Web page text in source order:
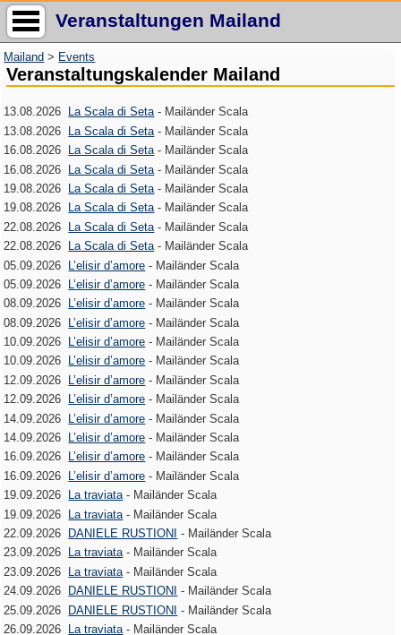
Veranstaltungen Mailand
Mailand > Events
Veranstaltungskalender Mailand
13.08.2026 La Scala di Seta- Mailänder Scala
13.08.2026
La Scala di Seta - Mailänder Scala
16.08.2026
La Scala di Seta- Mailänder Scala
16.08.2026 La Scala di Seta - Mailänder Scala
19.08.2026
La Scala di Seta - Mailänder Scala
19.08.2026
La Scala di Seta- Mailänder Scala
22.08.2026
La Scala di Seta - Mailänder Scala
22.08.2026
La Scala di Seta- Mailänder Scala
05.09.2026 L’elisir d’amore - Mailänder Scala
05.09.2026
L’elisir d’amore - Mailänder Scala
08.09.2026
L’elisir d’amore - Mailänder Scala
08.09.2026 L’elisir d’amore - Mailänder Scala
10.09.2026
L’elisir d’amore - Mailänder Scala
10.09.2026
L’elisir d’amore - Mailänder Scala
12.09.2026
L’elisir d’amore - Mailänder Scala
12.09.2026
L’elisir d’amore - Mailänder Scala
14.09.2026 L’elisir d’amore - Mailänder Scala
14.09.2026
L’elisir d’amore - Mailänder Scala
16.09.2026
L’elisir d’amore - Mailänder Scala
16.09.2026
L’elisir d’amore - Mailänder Scala
19.09.2026
La traviata- Mailänder Scala
19.09.2026 La traviata - Mailänder Scala
22.09.2026
DANIELE RUSTIONI - Mailänder Scala
23.09.2026
La traviata- Mailänder Scala
23.09.2026
La traviata - Mailänder Scala
24.09.2026
DANIELE RUSTIONI - Mailänder Scala
25.09.2026 DANIELE RUSTIONI - Mailänder Scala
26.09.2026
La traviata - Mailänder Scala